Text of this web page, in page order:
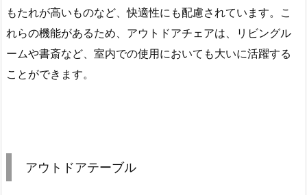
もたれが高いものなど、快適性にも配慮されています。こ
れらの機能があるため、アウトドアチェアは、リビングル
ームや書斎など、室内での使用においても大いに活躍する
ことができます。
アウトドアテーブル